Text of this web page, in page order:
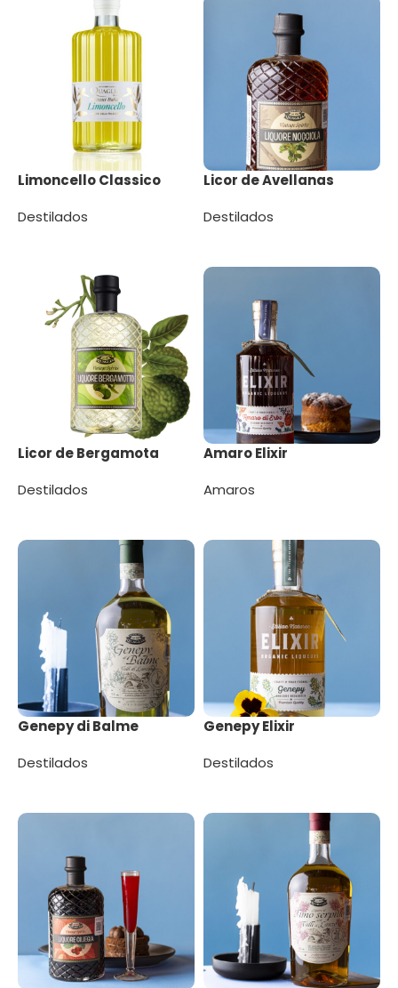
Limoncello Classico
Destilados
Licor de Avellanas
Destilados
Licor de Bergamota
Destilados
Amaro Elixir
Amaros
Genepy di Balme
Destilados
Genepy Elixir
Destilados